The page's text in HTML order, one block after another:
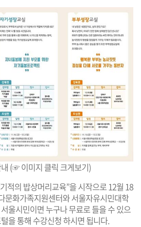
(☞ 이미지 클릭 크게보기)
적의 밥상머리교육”을 시작으로 12월 18
문화가족지원센터와 서울자유시민대학
울시민이면 누구나 무료로 들을 수 있으
을 통해 수강신청 하시면 됩니다.